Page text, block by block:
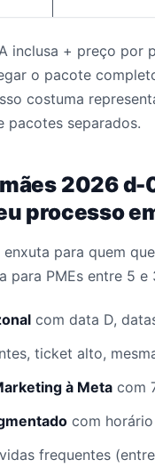
inclusa + preço por
o pacote
costuma
pacotes separados.
2026
processo
para quem
para PMEs entre 5 e
com data D,
ticket alto,
à Meta com
com
frequentes